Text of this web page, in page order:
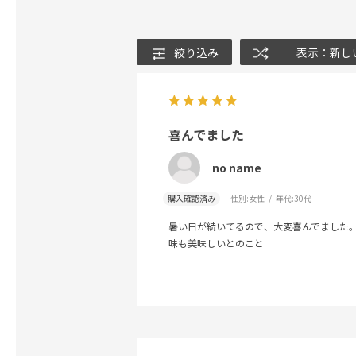
絞り込み 表示：新し
喜んでました
no name
購入確認済み 性別:女性 年代:30代
暑い日が続いてるので、大変喜んでました
味も美味しいとのこと